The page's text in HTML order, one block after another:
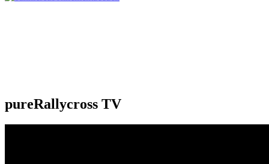
pureRallycross TV